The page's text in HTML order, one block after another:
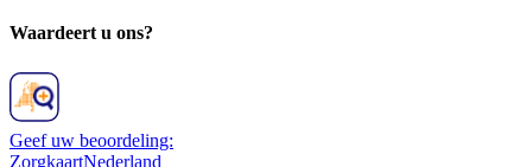
Waardeert u ons?
Geef uw beoordeling:
ZorgkaartNederland